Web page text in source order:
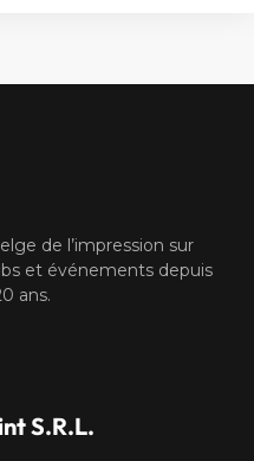
de l’impression sur
et événements depuis
ans.
S.R.L.